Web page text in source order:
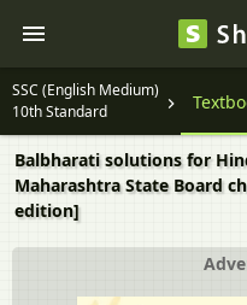
SSC (English Medium)
10th Standard
Question Papers
Balbharati solutions for
Maharashtra State Board
edition]